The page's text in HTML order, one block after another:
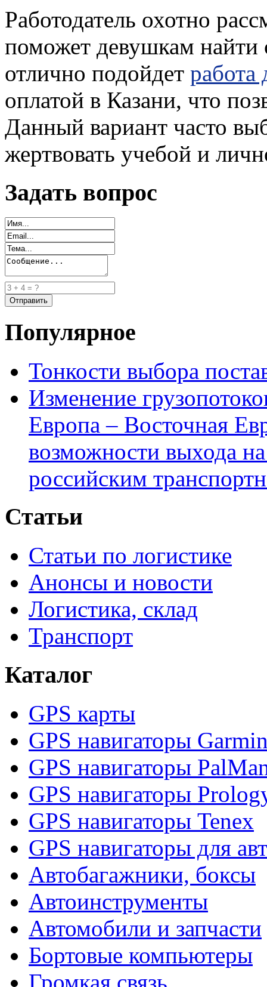
Работодатель охотно
поможет девушкам найти
отлично подойдет работа
оплатой в Казани, что
Данный вариант часто
жертвовать учебой и
Задать вопрос
Популярное
Тонкости выбора
Изменение
Европа – Восточная
возможности выхода
российским
Статьи
Статьи по логистике
Анонсы и новости
Логистика, склад
Транспорт
Каталог
GPS карты
GPS навигаторы
GPS навигаторы
GPS навигаторы
GPS навигаторы Tenex
GPS навигаторы для
Автобагажники, боксы
Автоинструменты
Автомобили и запчасти
Бортовые компьютеры
Громкая связь